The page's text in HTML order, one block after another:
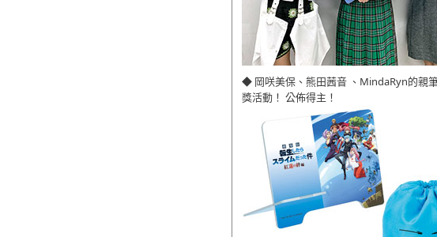
◆ 岡咲美保、熊田茜音 、MindaRyn的親
獎活動！ 公佈得主！